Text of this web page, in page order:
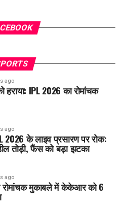
ago
हराया: IPL 2026 का रोमांचक
ago
2026 के लाइव प्रसारण पर रोक:
तोड़ी, फैंस को बड़ा झटका
ago
रोमांचक मुकाबले में केकेआर को 6